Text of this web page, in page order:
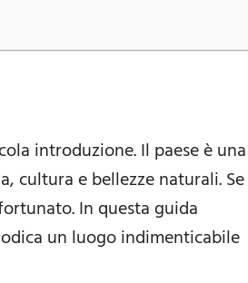
introduzione. Il paese è una
cultura e bellezze naturali. Se
In questa guida
un luogo indimenticabile